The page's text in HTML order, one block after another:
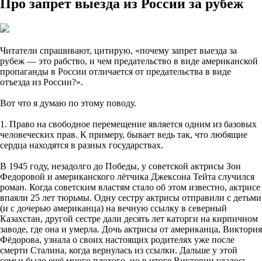
Про запрет выезда из России за рубеж
Читатели спрашивают, цитирую, «почему запрет выезда за
рубеж — это рабство, и чем предательство в виде американской
пропаганды в России отличается от предательства в виде
отъезда из России?».
Вот что я думаю по этому поводу.
1. Право на свободное перемещение является одним из базовых
человеческих прав. К примеру, бывает ведь так, что любящие
сердца находятся в разных государствах.
В 1945 году, незадолго до Победы, у советской актрисы Зои
Федоровой и американского лётчика Джексона Тейта случился
роман. Когда советским властям стало об этом известно, актрисе
впаяли 25 лет тюрьмы. Одну сестру актрисы отправили с детьми
(и с дочерью американца) на вечную ссылку в северный
Казахстан, другой сестре дали десять лет каторги на кирпичном
заводе, где она и умерла. Дочь актрисы от американца, Виктория
Фёдорова, узнала о своих настоящих родителях уже после
смерти Сталина, когда вернулась из ссылки. Дальше у этой